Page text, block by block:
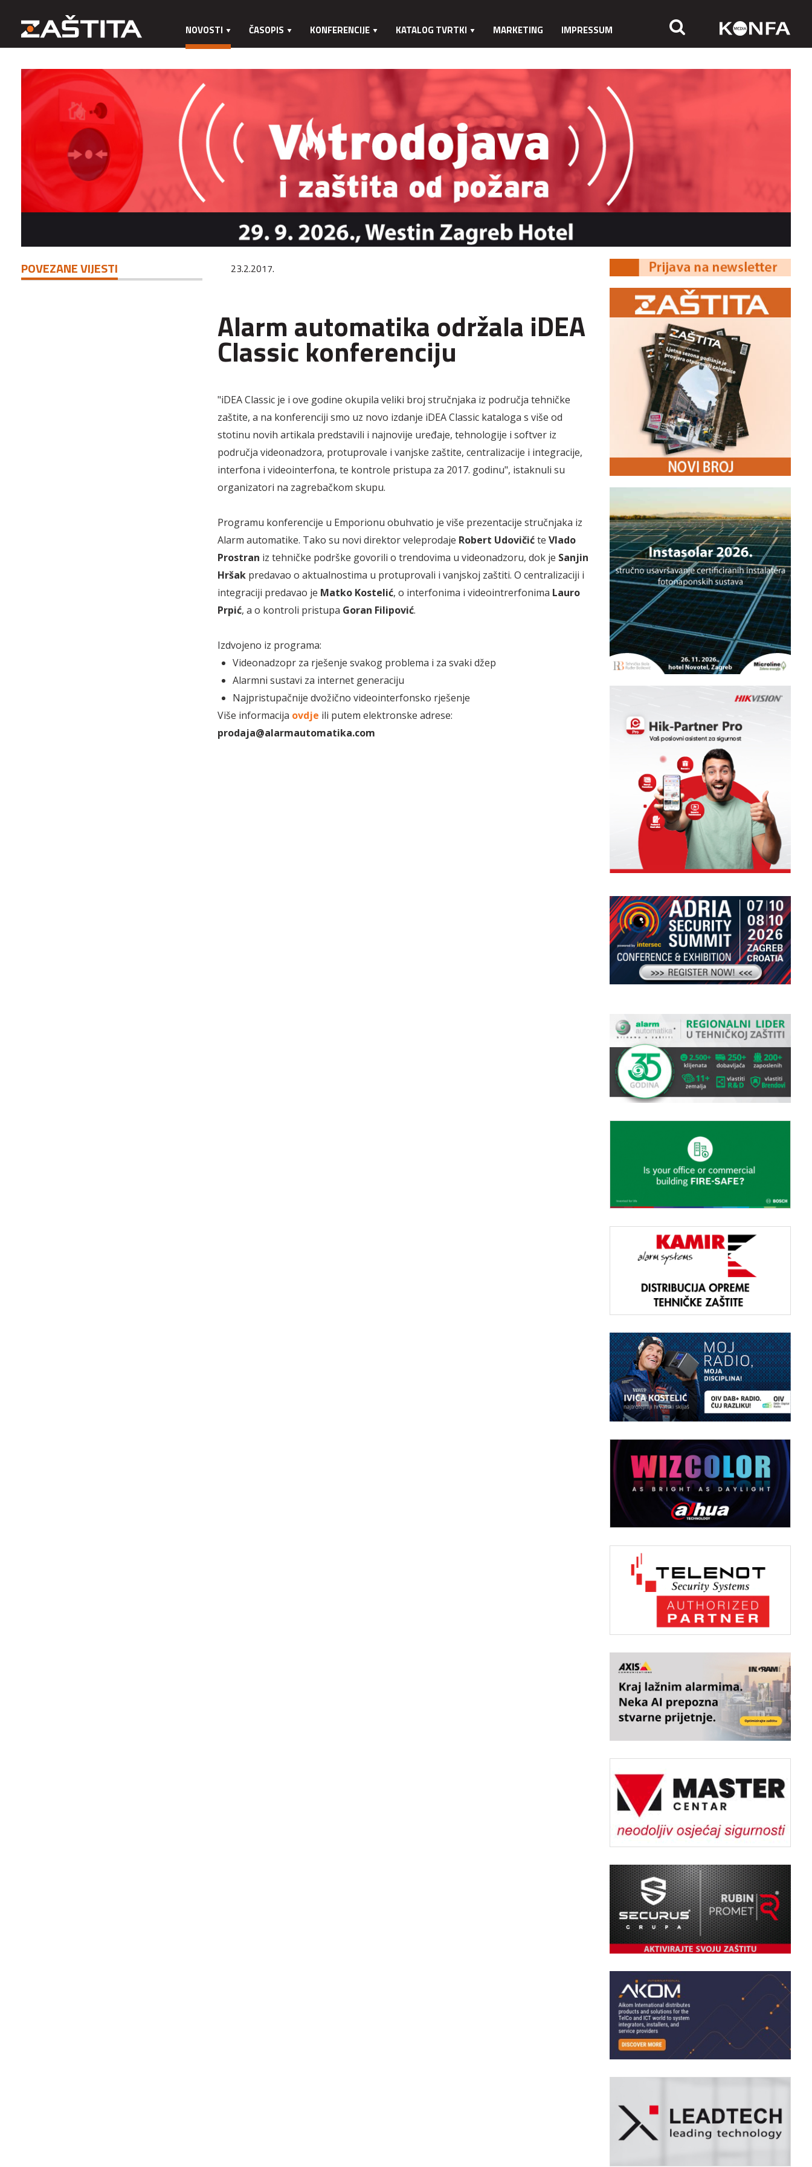
NOVOSTI ČASOPIS KONFERENCIJE KATALOG TVRTKI MARKETING IMPRESSUM
POVEZANE VIJESTI 23.2.2017.
Alarm automatika održala iDEA
Classic konferenciju
"iDEA Classic je i ove godine okupila veliki broj stručnjaka iz područja tehničke
zaštite, a na konferenciji smo uz novo izdanje iDEA Classic kataloga s više od
stotinu novih artikala predstavili i najnovije uređaje, tehnologije i softver iz
područja videonadzora, protuprovale i vanjske zaštite, centralizacije i integracije,
interfona i videointerfona, te kontrole pristupa za 2017. godinu", istaknuli su
organizatori na zagrebačkom skupu.
Programu konferencije u Emporionu obuhvatio je više prezentacije stručnjaka iz
Alarm automatike. Tako su novi direktor veleprodaje Robert Udovičićte Vlado
Prostran iz tehničke podrške govorili o trendovima u videonadzoru, dok je Sanjin
Hršakpredavao o aktualnostima u protuprovali i vanjskoj zaštiti. O centralizaciji i
integraciji predavao je Matko Kostelić, o interfonima i videointrerfonima Lauro
Prpić, a o kontroli pristupa Goran Filipović.
Izdvojeno iz programa:
Videonadzopr za rješenje svakog problema i za svaki džep
Alarmni sustavi za internet generaciju
Najpristupačnije dvožično videointerfonsko rješenje
Više informacija ovdje ili putem elektronske adrese:
prodaja@alarmautomatika.com